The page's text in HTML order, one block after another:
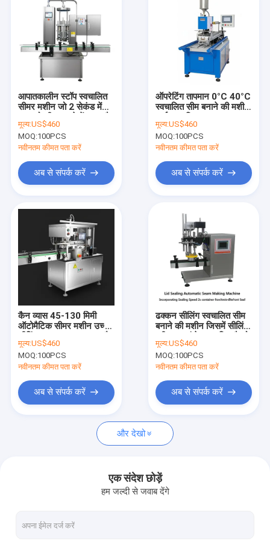
उत्पादों
हमारे बारे में
कारखाना भ्रमण
गुणवत्ता नियंत्रण
समाचार
मामलों
प्लास्टिक कंटेनर की बोतलें
पीईटी प्लास्टिक की बोतलें
खाद्य भंडारण डिब्बे
आपातकालीन स्टॉप स्वचालित
सीमर मशीन जो 2 सेकंड में
पैकेजिंग दक्षता में वृद्धि करता है
मूल्य:US$460
MOQ:100PCS
नवीनतम कीमत पता करें
अब से संपर्क करें
ऑपरेटिंग तापमान 0°C 40°C
स्वचालित सीम बनाने की मशीन
औद्योगिक अनुप्रयोगों के लिए
आदर्श
मूल्य:US$460
MOQ:100PCS
नवीनतम कीमत पता करें
अब से संपर्क करें
कैन व्यास 45-130 मिमी
ऑटोमैटिक सीमर मशीन उच्च
पेय उद्योग के लिए उपयुक्त
मूल्य:US$460
MOQ:100PCS
नवीनतम कीमत पता करें
अब से संपर्क करें
ढक्कन सीलिंग स्वचालित सीम
बनाने की मशीन जिसमें सीलिंग
स्वचालित कंटेनर सीलिंग के
लिए आदर्श है
मूल्य:US$460
MOQ:100PCS
नवीनतम कीमत पता करें
अब से संपर्क करें
और देखो
एक संदेश छोड़ें
हम जल्दी से जवाब देंगे